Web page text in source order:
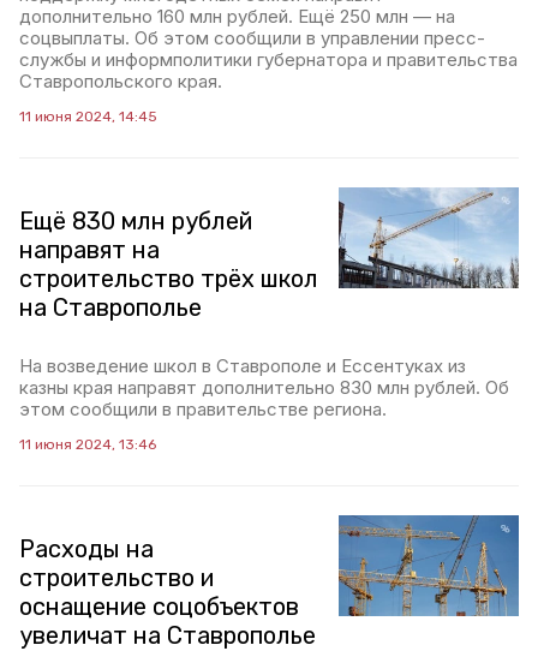
дополнительно 160 млн рублей. Ещё 250 млн — на
соцвыплаты. Об этом сообщили в управлении пресс-
службы и информполитики губернатора и правительства
Ставропольского края.
11 июня 2024, 14:45
Ещё 830 млн рублей
направят на
строительство трёх школ
на Ставрополье
На возведение школ в Ставрополе и Ессентуках из
казны края направят дополнительно 830 млн рублей. Об
этом сообщили в правительстве региона.
11 июня 2024, 13:46
Расходы на
строительство и
оснащение соцобъектов
увеличат на Ставрополье